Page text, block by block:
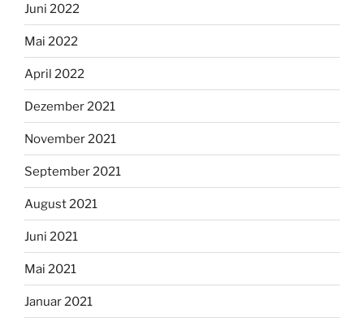
Juni 2022
Mai 2022
April 2022
Dezember 2021
November 2021
September 2021
August 2021
Juni 2021
Mai 2021
Januar 2021